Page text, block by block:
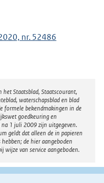
nr. 52486
Staatsblad, Staatscourant,
waterschapsblad en blad
formele bekendmakingen in de
goedkeuring en
na 1 juli 2009 zijn uitgegeven.
geldt dat alleen de in papieren
de hier aangeboden
wijze van service aangeboden.